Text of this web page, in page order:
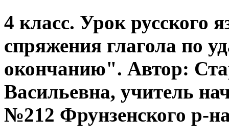
4 класс. Урок русского
спряжения глагола по
окончанию". Автор:
Васильевна, учитель
№212 Фрунзенского р-